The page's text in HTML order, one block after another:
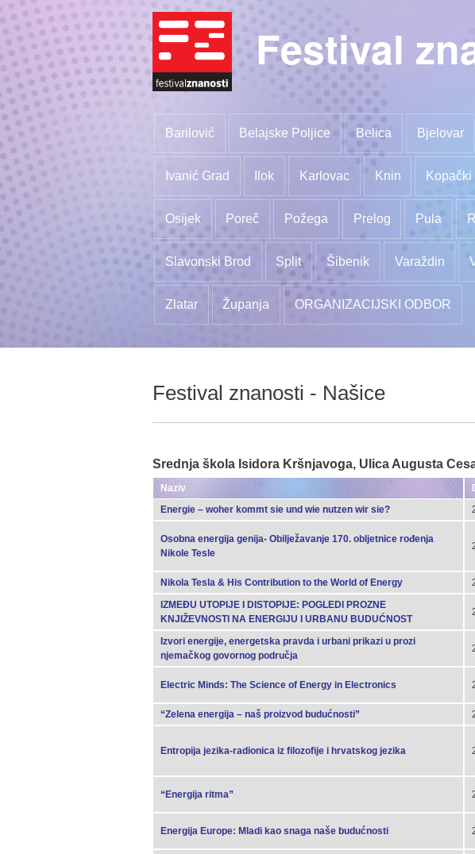
Festival
Barilović Belajske Poljice Belica Bjelovar
Ivanić Grad Ilok Karlovac Knin Kopački
Osijek Poreč Požega Prelog Pula
Slavonski Brod Split Šibenik Varaždin
Zlatar Županja ORGANIZACIJSKI ODBOR
Festival znanosti - Našice
Srednja škola Isidora Kršnjavoga, Ulica Augusta
Naziv
Energie – woher kommt sie und wie nutzen wir sie?
Osobna energija genija- Obilježavanje 170. obljetnice rođenja
Nikole Tesle
Nikola Tesla & His Contribution to the World of Energy
IZMEĐU UTOPIJE I DISTOPIJE: POGLEDI PROZNE
KNJIŽEVNOSTI NA ENERGIJU I URBANU BUDUĆNOST
Izvori energije, energetska pravda i urbani prikazi u prozi
njemačkog govornog područja
Electric Minds: The Science of Energy in Electronics
“Zelena energija – naš proizvod budućnosti”
Entropija jezika-radionica iz filozofije i hrvatskog jezika
“Energija ritma”
Energija Europe: Mladi kao snaga naše budućnosti